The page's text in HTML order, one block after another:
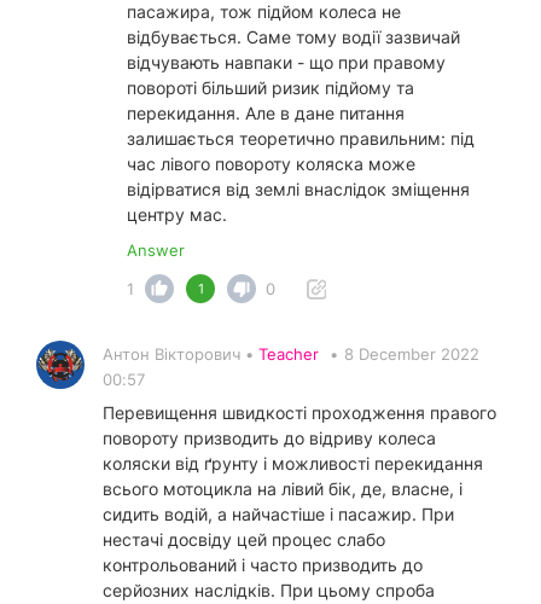
пасажира, тож підйом колеса не
відбувається. Саме тому водії зазвичай
відчувають навпаки - що при правому
повороті більший ризик підйому та
перекидання. Але в дане питання
залишається теоретично правильним: під
час лівого повороту коляска може
відірватися від землі внаслідок зміщення
центру мас.
Answer
1
1 0
Антон Вікторович • Teacher • 8 December 2022
00:57
Перевищення швидкості проходження правого
повороту призводить до відриву колеса
коляски від ґрунту і можливості перекидання
всього мотоцикла на лівий бік, де, власне, і
сидить водій, а найчастіше і пасажир. При
нестачі досвіду цей процес слабо
контрольований і часто призводить до
серйозних наслідків. При цьому спроба